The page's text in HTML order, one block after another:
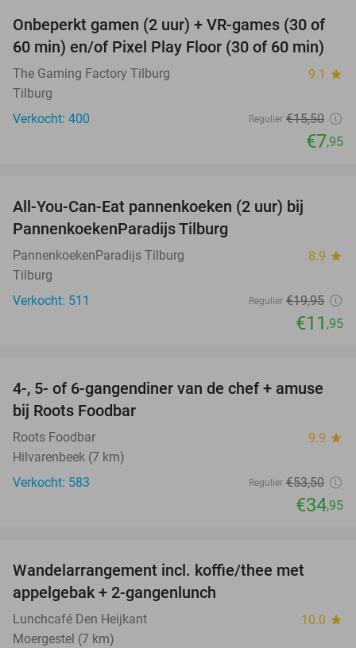
49%
Onbeperkt gamen (2 uur) + VR-games (30 of
60 min) en/of Pixel Play Floor (30 of 60 min)
The Gaming Factory Tilburg 9.1 star
Tilburg
Verkocht: 400
Regulier €15,50
€7,95
All-You-Can-Eat pannenkoeken (2 uur) bij
PannenkoekenParadijs Tilburg
PannenkoekenParadijs Tilburg 8.9 star
Tilburg
Verkocht: 511
Regulier €19,95
€11 ,95
35%
4-, 5- of 6-gangendiner van de chef + amuse
bij Roots Foodbar
Roots Foodbar 9.9 star
Hilvarenbeek (7 km)
Verkocht: 583
Regulier €53,50
€34,95
Wandelarrangement incl. koffie/thee met
appelgebak + 2-gangenlunch
Lunchcafé Den Heijkant 10.0 star
Moergestel (7 km)